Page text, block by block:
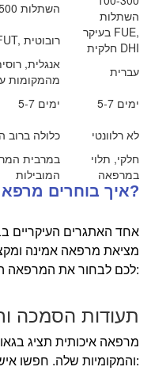
500-1,500 השתלות
השתלות
FUE, DHI, FUT, רובוטית
בעיקר FUE,
חלקית DHI
אנגלית,
מהמקומות
עברית
5-7 ימים
5-7 ימים
כלולה ברוב
לא רלוונטי
במרבית
המובילות
חלקי, תלוי
במרפאה
איך בוחרים מרפאה אמינה בגיאורגיה?
אחד האתגרים העיקריים
מציאת מרפאה אמינה
לכם לבחור את המרפאה המתאימה בגיאורגיה:
תעודות הסמכה
מרפאה איכותית תציג
והמקומיות שלה. חפשו אישורים כמו: